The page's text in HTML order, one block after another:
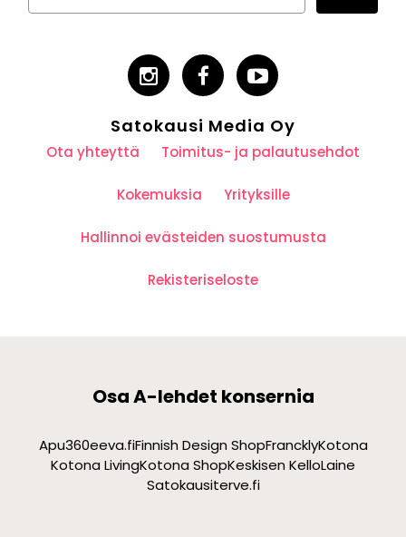
Satokausi Media Oy
Ota yhteyttä Toimitus- ja palautusehdot
Kokemuksia Yrityksille
Hallinnoi evästeiden suostumusta
Rekisteriseloste
Osa A-lehdet konsernia
Apu360eeva.fiFinnish Design ShopFrancklyKotona
Kotona LivingKotona ShopKeskisen KelloLaine
Satokausiterve.fi